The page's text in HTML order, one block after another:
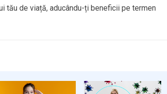
tău de viață, aducându-ți beneficii pe termen